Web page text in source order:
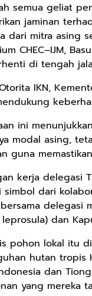
semua geliat
jaminan
dari mitra asing
CHEC–IJM,
di tengah
IKN,
ini
modal asing,
guna
kerja delegasi
simbol dari
delegasi
leprosula) dan
pohon lokal itu
hutan tropis
dan
yang mereka